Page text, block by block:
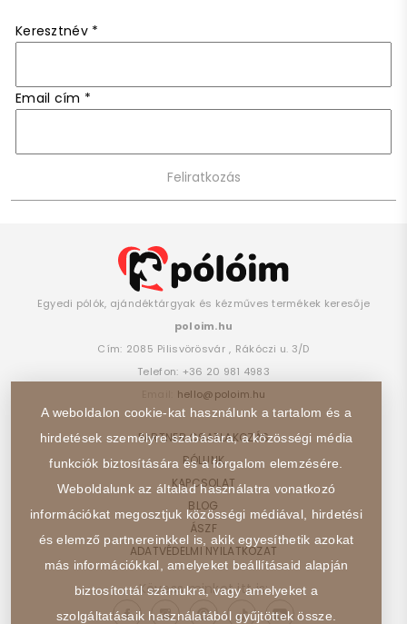
Keresztnév *
Email cím *
Egyedi pólók, ajándéktárgyak és kézműves termékek keresője
poloim.hu
Cím: 2085 Pilisvörösvár , Rákóczi u. 3/D
Telefon: +36 20 981 4983
hello@poloim.hu
PARTNER CSATLAKOZÁS
RÓLUNK
KAPCSOLAT
BLOG
ÁSZF
ADATVÉDELMI NYILATKOZAT
Kövess minket itt is:
A weboldalon cookie-kat használunk a tartalom és a
hirdetések személyre szabására, a közösségi média
funkciók biztosítására és a forgalom elemzésére.
Weboldalunk az általad használatra vonatkozó
információkat megosztjuk közösségi médiával, hirdetési
és elemző partnereinkkel is, akik egyesíthetik azokat
más információkkal, amelyeket beállításaid alapján
biztosítottál számukra, vagy amelyeket a
szolgáltatásaik használatából gyűjtöttek össze.